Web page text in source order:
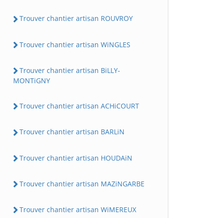
Trouver chantier artisan ROUVROY
Trouver chantier artisan WiNGLES
Trouver chantier artisan BiLLY-
MONTiGNY
Trouver chantier artisan ACHiCOURT
Trouver chantier artisan BARLiN
Trouver chantier artisan HOUDAiN
Trouver chantier artisan MAZiNGARBE
Trouver chantier artisan WiMEREUX